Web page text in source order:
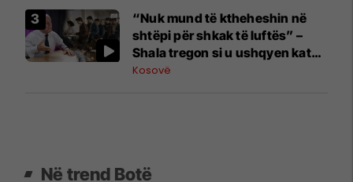
“Nuk mund të ktheheshin në
shtëpi për shkak të luftës” –
Shala tregon si u ushqyen katër
mijë studentë në Prishtinë
Kosovë
Në trend Botë